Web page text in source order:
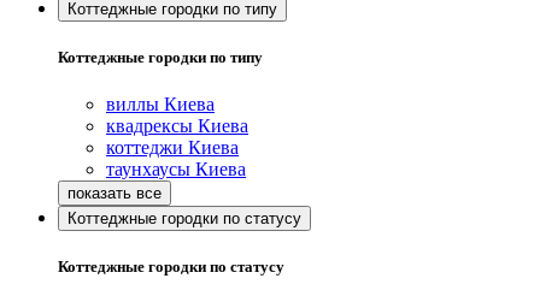
Коттеджные городки по типу
Коттеджные городки по типу
виллы Киева
квадрексы Киева
коттеджи Киева
таунхаусы Киева
Коттеджные городки по статусу
Коттеджные городки по статусу